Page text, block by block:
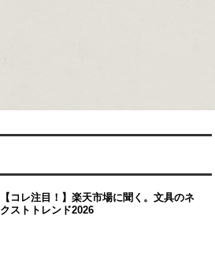
【コレ注目！】楽天市場に聞く。文具のネ
クストトレンド2026